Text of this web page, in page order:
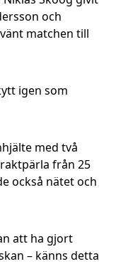
och
matchen till
igen som
med två
från 25
också nätet och
att ha gjort
– känns detta